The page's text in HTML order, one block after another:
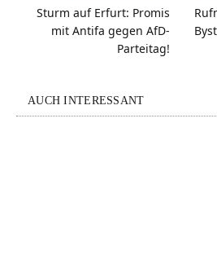
Sturm auf Erfurt: Promis
mit Antifa gegen AfD-
Parteitag!
AUCH INTERESSANT